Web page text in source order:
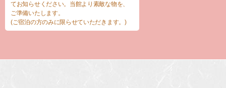
てお知らせください。当館より素敵な物を、
ご準備いたします。
(ご宿泊の方のみに限らせていただきます。)